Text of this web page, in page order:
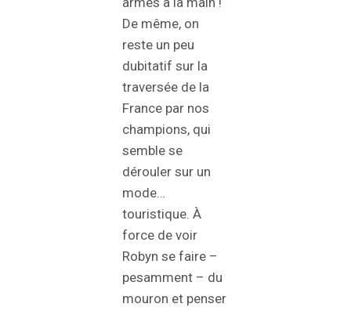
De même, on
reste un peu
dubitatif sur la
traversée de la
France par nos
champions, qui
semble se
dérouler sur un
mode…
touristique. À
force de voir
Robyn se faire –
pesamment – du
mouron et penser